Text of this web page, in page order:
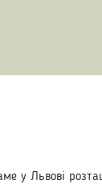
у Львові